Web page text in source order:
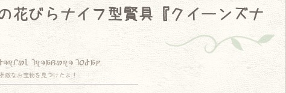
花びらナイフ型賢具『クイーンズナ
treasure today.
敵なお宝物を見つけたよ！